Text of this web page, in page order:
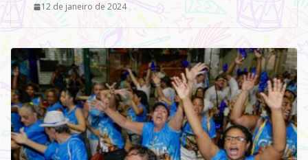
12 de janeiro de 2024